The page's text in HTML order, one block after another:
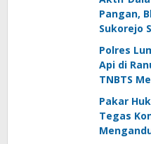
Pangan,
Sukorejo
Polres
Api di
TNBTS
Pakar
Tegas